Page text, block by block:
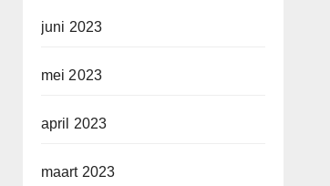
juni 2023
mei 2023
april 2023
maart 2023